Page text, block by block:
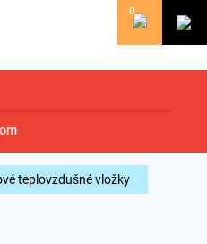
0
teplovzdušné vložky